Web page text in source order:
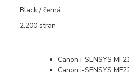
Black / černá
2.200 stran
Canon i-SENSYS
Canon i-SENSYS